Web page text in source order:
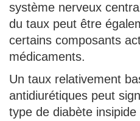
système nerveux
du taux peut être
certains composants
médicaments.
Un taux relativement
antidiurétiques peut
type de diabète